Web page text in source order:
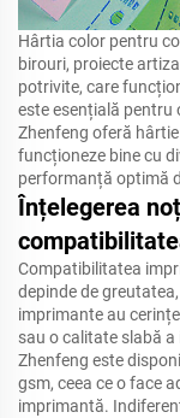
Hârtia color pentru
birouri, proiecte
potrivite, care
este esențială pentru
Zhenfeng oferă
funcționeze bine cu
performanță optimă
Înțelegerea
Compatibilitatea
depinde de
imprimante au
sau o calitate slabă
Zhenfeng este
gsm, ceea ce o face
imprimantă.